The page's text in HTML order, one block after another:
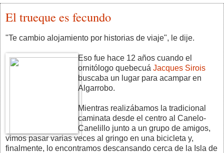
El trueque es fecundo
"Te cambio alojamiento por historias de viaje", le dije.
Eso fue hace 12 años cuando el
ornitólogo quebecuá Jacques Sirois
buscaba un lugar para acampar en
Algarrobo.
Mientras realizábamos la tradicional
caminata desde el centro al Canelo-
Canelillo junto a un grupo de amigos,
vimos pasar varias veces al gringo en una bicicleta y,
finalmente, lo encontramos descansando cerca de la Isla de